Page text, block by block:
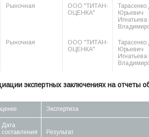
Рыночная
ООО "ТИТАН-
ОЦЕНКА"
Тарасенко
Юрьевич
Рыночная
ООО "ТИТАН-
ОЦЕНКА"
Тарасенко
Юрьевич
экспертных заключениях на отчеты
Экспертиза
Дата
составления
Результат